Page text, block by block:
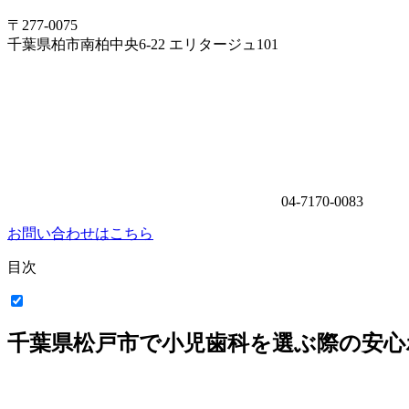
〒277-0075
千葉県柏市南柏中央6-22 エリタージュ101
04-7170-0083
お問い合わせはこちら
目次
千葉県松戸市で小児歯科を選ぶ際の安